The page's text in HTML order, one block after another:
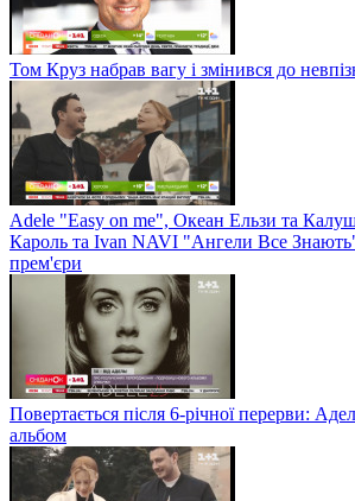
Том Круз набрав вагу і змінився до
Adele "Easy on me", Океан Ельзи та
Кароль та Ivan NAVI "Ангели Все
прем'єри
Повертається після 6-річної перерви:
альбом